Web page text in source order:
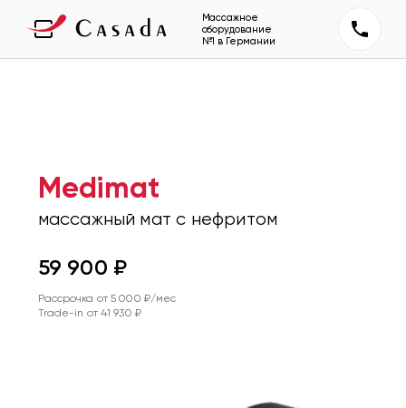
Массажное
оборудование
№1 в Германии
Medimat
массажный мат с нефритом
59 900 ₽
Рассрочка от5 000 ₽/мес
Trade-in от 41 930 ₽